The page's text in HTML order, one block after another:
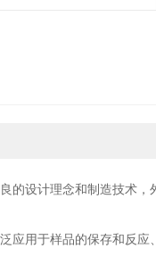
的设计理念和制造技术
应用于样品的保存和反应